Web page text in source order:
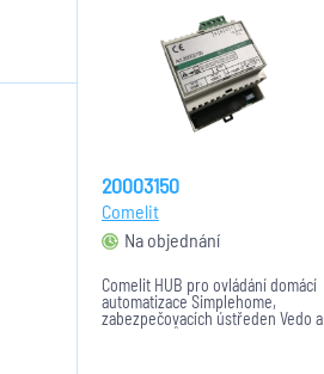
20003150
Comelit
Na objednání
Comelit HUB pro ovládání domácí
automatizace Simplehome,
zabezpečovacích ústředen Vedo a
VIP systémů Comelit přes aplikaci.